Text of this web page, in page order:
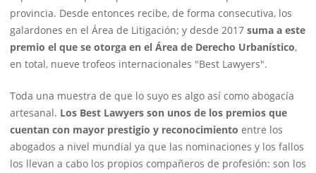
provincia. Desde entonces recibe, de forma consecutiva, los
galardones en el Área de Litigación; y desde 2017 suma a este
premio el que se otorga en el Área de Derecho Urbanístico,
en total, nueve trofeos internacionales "Best Lawyers".
Toda una muestra de que lo suyo es algo así como abogacía
artesanal. Los Best Lawyers son unos de los premios que
cuentan con mayor prestigio y reconocimiento entre los
abogados a nivel mundial ya que las nominaciones y los fallos
los llevan a cabo los propios compañeros de profesión: son los